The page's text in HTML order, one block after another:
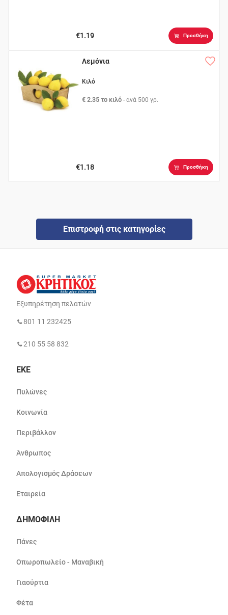
€1.19 Προσθήκη
Λεμόνια
Κιλό
€ 2.35 το κιλό - ανά 500 γρ.
€1.18 Προσθήκη
Επιστροφή στις κατηγορίες
Εξυπηρέτηση πελατών
801 11 232425
210 55 58 832
ΕΚΕ
Πυλώνες
Κοινωνία
Περιβάλλον
Άνθρωπος
Απολογισμός Δράσεων
Εταιρεία
ΔΗΜΟΦΙΛΗ
Πάνες
Οπωροπωλείο - Μαναβική
Γιαούρτια
Φέτα